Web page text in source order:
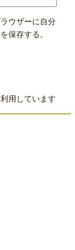
ウザーに自分
保存する。
用しています